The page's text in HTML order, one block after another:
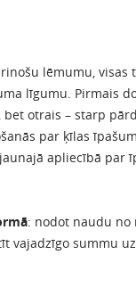
lēmumu, visas
līgumu. Pirmais
otrais – starp
par ķīlas
apliecībā par
: nodot naudu no
vajadzīgo summu